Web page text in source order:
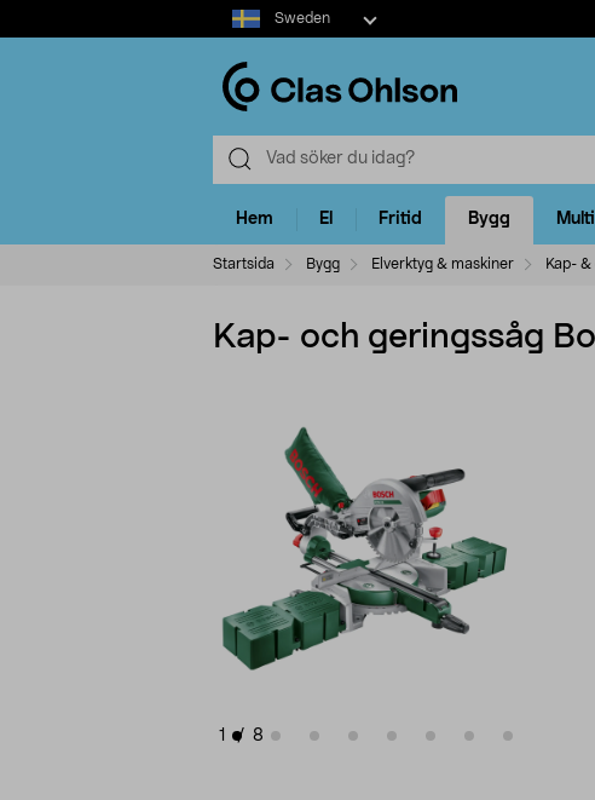
Select
market
Sweden
Hem El Fritid Bygg
Startsida Bygg Elverktyg & maskiner Kap-
Kap- och geringssåg
1 / 8